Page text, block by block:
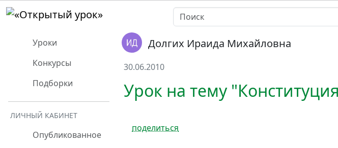
Уроки
Конкурсы
Подборки
ЛИЧНЫЙ КАБИНЕТ
Опубликованное
Долгих Ираида Михайловна
30.06.2010
Урок на тему
поделиться